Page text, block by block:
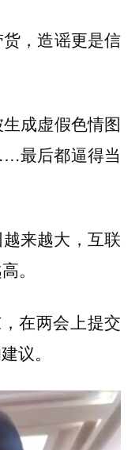
，造谣更是信
成虚假色情图
最后都逼得当
来越大，互联
。
在两会上提交
议。